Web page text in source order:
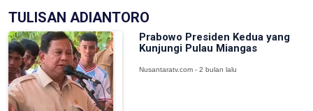
TULISAN ADIANTORO
Prabowo Presiden Kedua yang
Kunjungi Pulau Miangas
Nusantaratv.com - 2 bulan lalu